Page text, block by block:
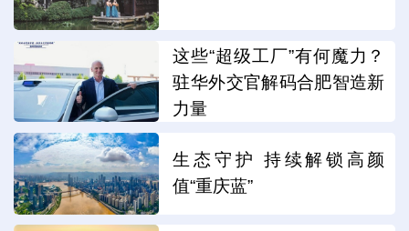
这些“超级工厂”有何魔力？
驻华外交官解码合肥智造新
力量
生态守护 持续解锁高颜
值“重庆蓝”